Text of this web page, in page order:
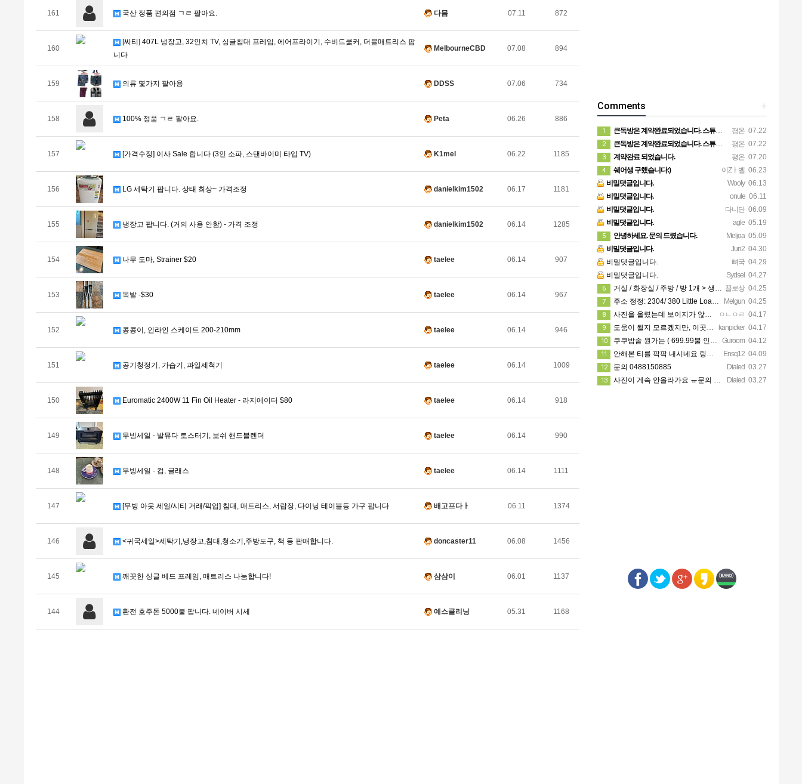
161 국산 정품 편의점 ㄱㄹ 팔아요. 다믐 07.11 872
160
[씨티] 407L 냉장고, 32인치 TV, 싱글침대 프레임, 에어프라이기, 수비드쿸커, 더블매트리스 팝
니다
MelbourneCBD 07.08 894
159 의류 몇가지 팔아용 DDSS 07.06 734
158 100% 정품 ㄱㄹ 팔아요. Peta 06.26 886
157 [가격수정] 이사 Sale 합니다 (3인 소파, 스탠바이미 타입 TV) K1mel 06.22 1185
156 LG 세탁기 팝니다. 상태 최상~ 가격조정 danielkim1502 06.17 1181
155 냉장고 팝니다. (거의 사용 안함) - 가격 조정 danielkim1502 06.14 1285
154 나무 도마, Strainer $20 taelee 06.14 907
153 목발 -$30 taelee 06.14 967
152 콩콩이, 인라인 스케이트 200-210mm taelee 06.14 946
151 공기청정기, 가습기, 과일세척기 taelee 06.14 1009
150 Euromatic 2400W 11 Fin Oil Heater - 라지에이터 $80 taelee 06.14 918
149 무빙세일 - 발뮤다 토스터기, 보쉬 핸드블렌더 taelee 06.14 990
148 무빙세일 - 컵, 글래스 taelee 06.14 1111
147 [무빙 아웃 세일/시티 거래/픽업] 침대, 매트리스, 서랍장, 다이닝 테이블등 가구 팝니다 배고프다ㅏ 06.11 1374
146 <귀국세일>세탁기,냉장고,침대,청소기,주방도구, 책 등 판매합니다. doncaster11 06.08 1456
145 깨끗한 싱글 베드 프레임, 매트리스 나눔합니다! 삼삼이 06.01 1137
144 환전 호주돈 5000불 팝니다. 네이버 시세 예스클리닝 05.31 1168
+
Comments
평온 07.22
1
큰독방은 계약완료되었습니다. 스튜디오같은 가장큰방을 2인동시 또는 혼자서 큰독방으로도 즉시입주 가능합니다.
평온 07.22
2
큰독방은 계약완료되었습니다. 스튜디오같은 가장큰방을 2인동시 또는 혼자서 큰독방으로도 즉시입주 가능합니다.
평온 07.20
3
계약완료 되었습니다.
이Zㅏ벨 06.23
4
쉐어생 구했습니다:)
Wooly 06.13
비밀댓글입니다.
onule 06.11
비밀댓글입니다.
다니단 06.09
비밀댓글입니다.
agle 05.19
비밀댓글입니다.
Meljoa 05.09
5
안녕하세요. 문의 드렸습니다.
Jun2 04.30
비밀댓글입니다.
뼈국 04.29
비밀댓글입니다.
Sydsel 04.27
비밀댓글입니다.
끌로상 04.25
6
거실 / 화장실 / 주방 / 방 1개 > 생활용품 무료 사용 가능! 카팍은 없어요!
Melgun 04.25
7
주소 정정: 2304/ 380 Little Loansdale street, 3000
ㅇㄴㅇㄹ 04.17
8
사진을 올렸는데 보이지가 않네요 카톡으로 문의주시면 보내드리겠습니다
kanpicker 04.17
9
도움이 될지 모르겠지만, 이곳에 가셔서 가시고자 하는 지역 한인 업소들을 한 번 둘러보세요. https://…
Guroom 04.12
10
쿠쿠밥솥 원가는 ( 699.99불 인데 쿠폰이랑 세일 할때 사서 540에 산거에요!! )
Ensq12 04.09
11
안해본 티를 팍팍 내시네요 링크 5개 다 조립할려면 8시간이상걸릴겁니다ㅋㅋ 근데 툴은 셀프고 100불?? 어…
Dialed 03.27
12
문의 0488150885
Dialed 03.27
13 사진이 계속 안올라가요 ㅠ문의 주시면 사진 보내드릴께요